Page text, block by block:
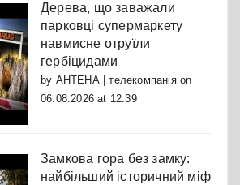
Дерева, що заважали
парковці супермаркету
навмисне отруїли
гербіцидами
by АНТЕНА | телекомпаніяon
06.08.2026 at 12:39
Замкова гора без замку:
найбільший історичний міф